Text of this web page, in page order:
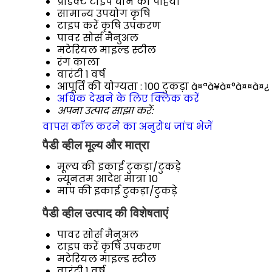
सामान्य उपयोगकृषि
टाइप करेंकृषि उपकरण
पावर सोर्समैनुअल
मटेरियलमाइल्ड स्टील
रंगकाला
वारंटी1 वर्ष
आपूर्ति की योग्यता : 100 टुकड़ा à¤ªà¥à¤°à¤¤à¤¿
अधिक देखने के लिए क्लिक करें
अपना उत्पाद साझा करें:
वापस कॉल करने का अनुरोधजांच भेजें
पैडी व्हील मूल्य और मात्रा
मूल्य की इकाईटुकड़ा/टुकड़े
न्यूनतम आदेश मात्रा10
माप की इकाईटुकड़ा/टुकड़े
पैडी व्हील उत्पाद की विशेषताएं
पावर सोर्समैनुअल
टाइप करेंकृषि उपकरण
मटेरियलमाइल्ड स्टील